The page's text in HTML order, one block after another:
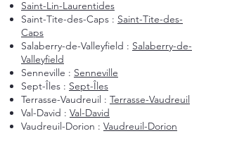
Saint-Lin-Laurentides
Saint-Tite-des-Caps : Saint-Tite-des-
Caps
Salaberry-de-Valleyfield : Salaberry-de-
Valleyfield
Senneville : Senneville
Sept-Îles : Sept-Îles
Terrasse-Vaudreuil : Terrasse-Vaudreuil
Val-David : Val-David
Vaudreuil-Dorion : Vaudreuil-Dorion